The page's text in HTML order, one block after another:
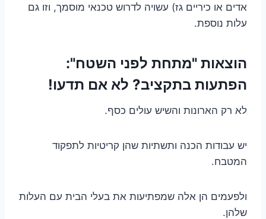
אדים או כיריים גז) עשויה לדרוש טכנאי מוסמך, וזו גם
עלות נוספת.
הוצאות "מתחת לפני השטח":
הפתעות בתקציב? לא אם תדעו!
לא רק הארונות והשיש עולים כסף.
יש עבודות הכנה ותשתיות שהן קריטיות לתפקוד
המטבח.
ולפעמים הן אלה שמפתיעות את בעלי הבית עם העלות
שלהן.